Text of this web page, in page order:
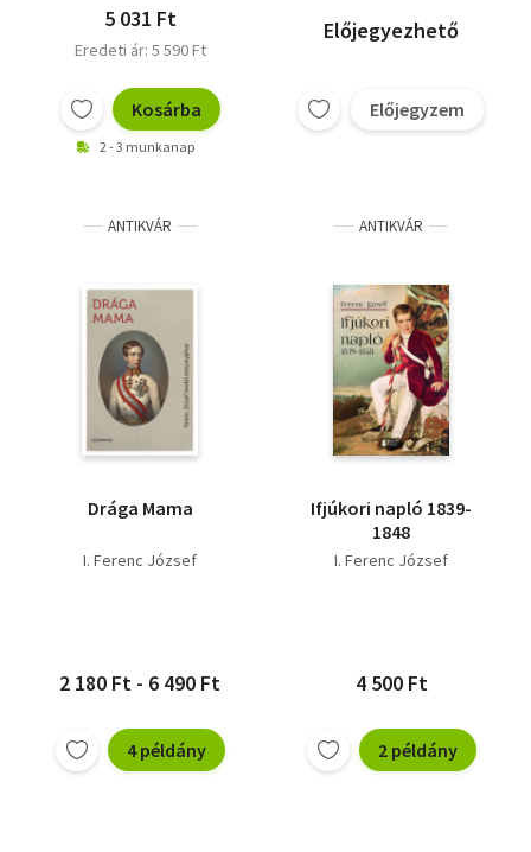
5 031 Ft
Eredeti ár: 5 590 Ft
Kosárba
2 - 3 munkanap
Előjegyezhető
Előjegyzem
ANTIKVÁR
Drága Mama
I. Ferenc József
2 180 Ft - 6 490 Ft
4 példány
ANTIKVÁR
Ifjúkori napló 1839-
1848
I. Ferenc József
4 500 Ft
2 példány